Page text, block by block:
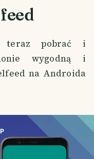
teraz pobrać i
wygodną i
na Androida